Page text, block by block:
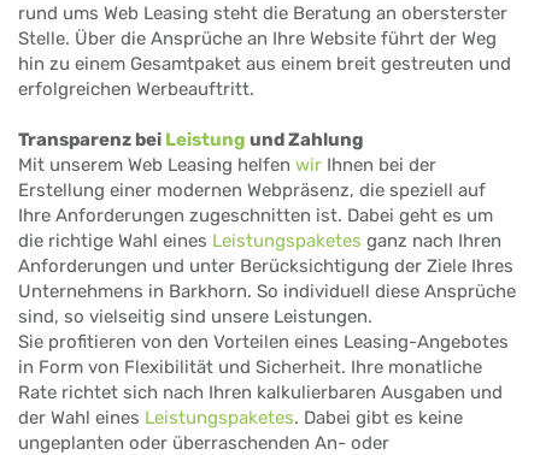
rund ums Web Leasing steht die Beratung an obersterster
Stelle. Über die Ansprüche an Ihre Website führt der Weg
hin zu einem Gesamtpaket aus einem breit gestreuten und
erfolgreichen Werbeauftritt.
Transparenz bei Leistung und Zahlung
Mit unserem Web Leasing helfen wir Ihnen bei der
Erstellung einer modernen Webpräsenz, die speziell auf
Ihre Anforderungen zugeschnitten ist. Dabei geht es um
die richtige Wahl eines Leistungspaketes ganz nach Ihren
Anforderungen und unter Berücksichtigung der Ziele Ihres
Unternehmens in Barkhorn. So individuell diese Ansprüche
sind, so vielseitig sind unsere Leistungen.
Sie profitieren von den Vorteilen eines Leasing-Angebotes
in Form von Flexibilität und Sicherheit. Ihre monatliche
Rate richtet sich nach Ihren kalkulierbaren Ausgaben und
der Wahl eines Leistungspaketes. Dabei gibt es keine
ungeplanten oder überraschenden An- oder